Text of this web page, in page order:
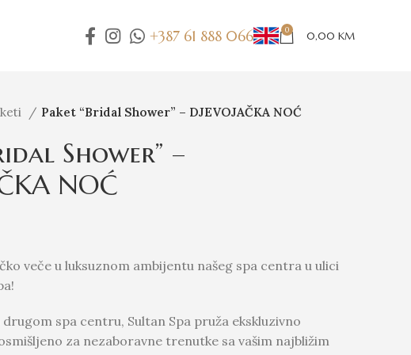
+387 61 888 066 0 0,00 KM
Paket “Bridal Shower” – DJEVOJAČKA NOĆ
Shower” –
NOĆ
veče u luksuznom ambijentu našeg spa centra u ulici
drugom spa centru, Sultan Spa pruža ekskluzivno
za nezaboravne trenutke sa vašim najbližim